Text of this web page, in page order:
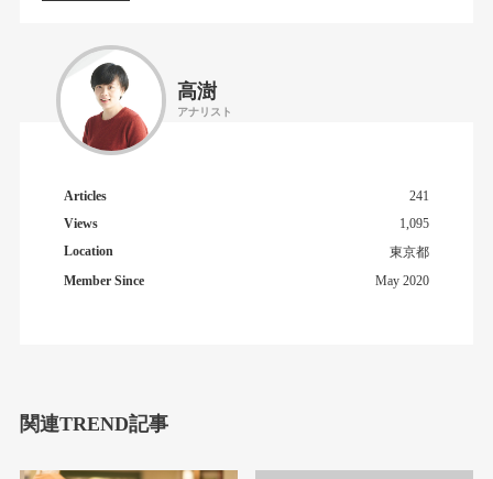
高澍
アナリスト
Articles
241
Views
1,095
Location
東京都
Member Since
May 2020
関連TREND記事